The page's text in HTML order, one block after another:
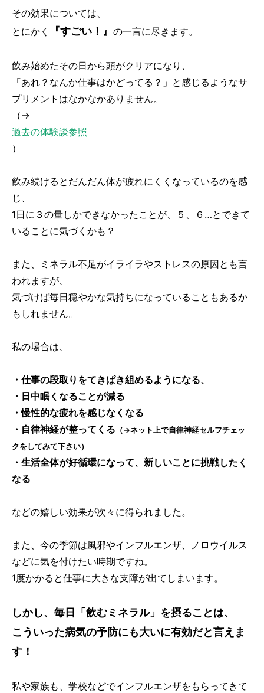
その効果については、
とにかく
『すごい！』 の一言に尽きます。
飲み始めたその日から頭がクリアになり、
「あれ？なんか仕事はかどってる？」と感じるようなサ
プリメントはなかなかありません。
（→
過去の体験談参照
）
飲み続けるとだんだん体が疲れにくくなっているのを感
じ、
1日に３の量しかできなかったことが、５、６…とできて
いることに気づくかも？
また、ミネラル不足がイライラやストレスの原因とも言
われますが、
気づけば毎日穏やかな気持ちになっていることもあるか
もしれません。
私の場合は、
・仕事の段取りをてきぱき組めるようになる、
・日中眠くなることが減る
・慢性的な疲れを感じなくなる
・自律神経が整ってくる （→ネット上で自律神経セルフチェッ
クをしてみて下さい）
・生活全体が好循環になって、新しいことに挑戦したく
なる
などの嬉しい効果が次々に得られました。
また、今の季節は風邪やインフルエンザ、ノロウイルス
などに気を付けたい時期ですね。
1度かかると仕事に大きな支障が出てしまいます。
しかし、毎日「飲むミネラル」を摂ることは、
こういった病気の予防にも大いに有効だと言えま
す！
私や家族も、学校などでインフルエンザをもらってきて